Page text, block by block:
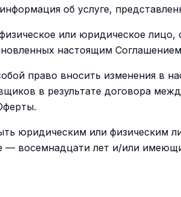
об услуге,
или юридическое
настоящим
право вносить изменения в
в результате договора
юридическим или физическим
— восемнадцати лет и/или